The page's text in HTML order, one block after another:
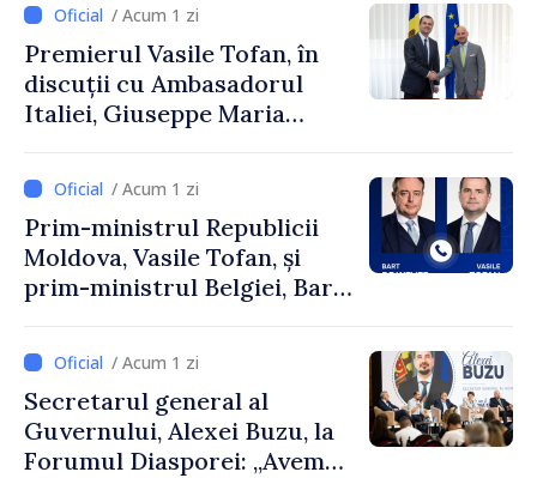
/ Acum 1 zi
Premierul Vasile Tofan, în
discuții cu Ambasadorul
Italiei, Giuseppe Maria
/ Acum 1 zi
Prim-ministrul Republicii
Moldova, Vasile Tofan, și
prim-ministrul Belgiei, Bart
despre parcursul european
al Republicii Moldova.
/ Acum 1 zi
Secretarul general al
Guvernului, Alexei Buzu, la
Forumul Diasporei: „Avem